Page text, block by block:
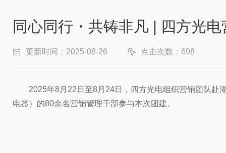
同心同行・共铸非凡 | 四方光
更新时间：2025-08-26 点击次数：698
2025年8月22日至8月24日，四方光电组织营销团队赴
电器）的80余名营销管理干部参与本次团建。